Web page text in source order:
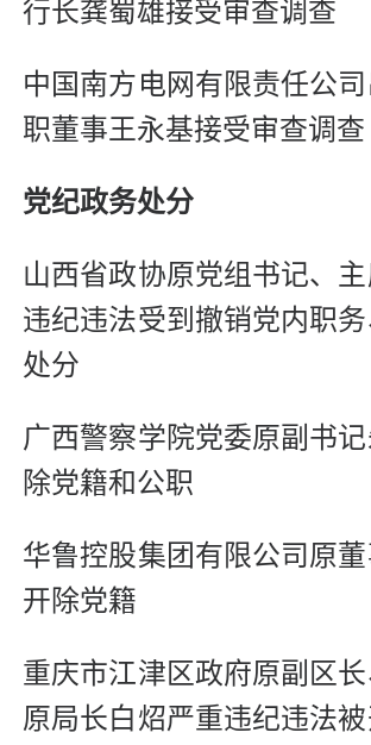
行长龚蜀雄接受审查调查
中国南方电网有限责任公
职董事王永基接受审查调查
党纪政务处分
山西省政协原党组书记、
违纪违法受到撤销党内职
处分
广西警察学院党委原副书
除党籍和公职
华鲁控股集团有限公司原
开除党籍
重庆市江津区政府原副区
原局长白炤严重违纪违法